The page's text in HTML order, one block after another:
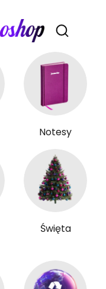
Otwórz
Notesy
Święta